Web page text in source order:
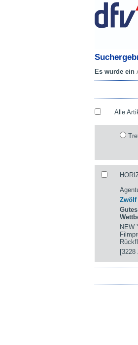
Es wurde ein
Alle
Zwölf
NEW